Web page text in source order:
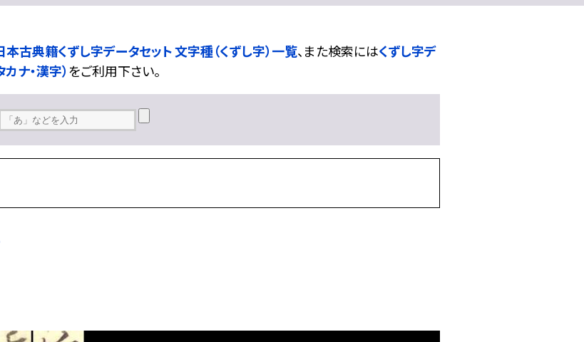
本古典籍くずし字データセット 文字種（くずし字）一覧、また検索にはくずし字デ
ナ・漢字） をご利用下さい。